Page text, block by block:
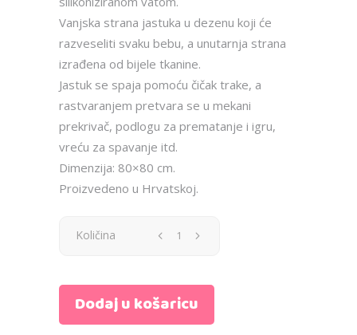
Vanjska strana jastuka u dezenu koji će
razveseliti svaku bebu, a unutarnja strana
izrađena od bijele tkanine.
Jastuk se spaja pomoću čičak trake, a
rastvaranjem pretvara se u mekani
prekrivač, podlogu za prematanje i igru,
vreću za spavanje itd.
Dimenzija: 80×80 cm.
Proizvedeno u Hrvatskoj.
Jastuk
bebe
Količina
Dodaj u košaricu